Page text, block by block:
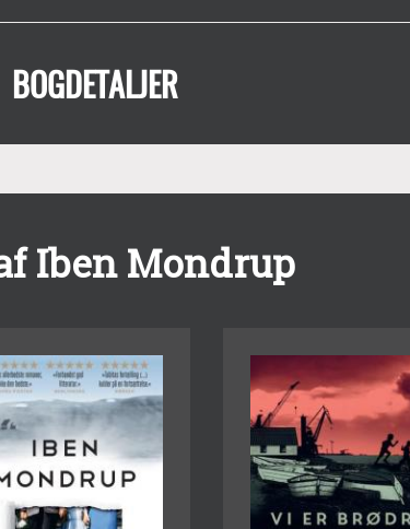
BOGDETALJER
Iben Mondrup